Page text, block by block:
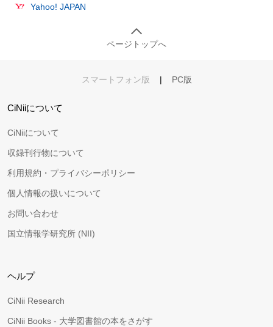
Yahoo! JAPAN
ページトップへ
スマートフォン版 | PC版
CiNiiについて
CiNiiについて
収録刊行物について
利用規約・プライバシーポリシー
個人情報の扱いについて
お問い合わせ
国立情報学研究所 (NII)
ヘルプ
CiNii Research
CiNii Books - 大学図書館の本をさがす